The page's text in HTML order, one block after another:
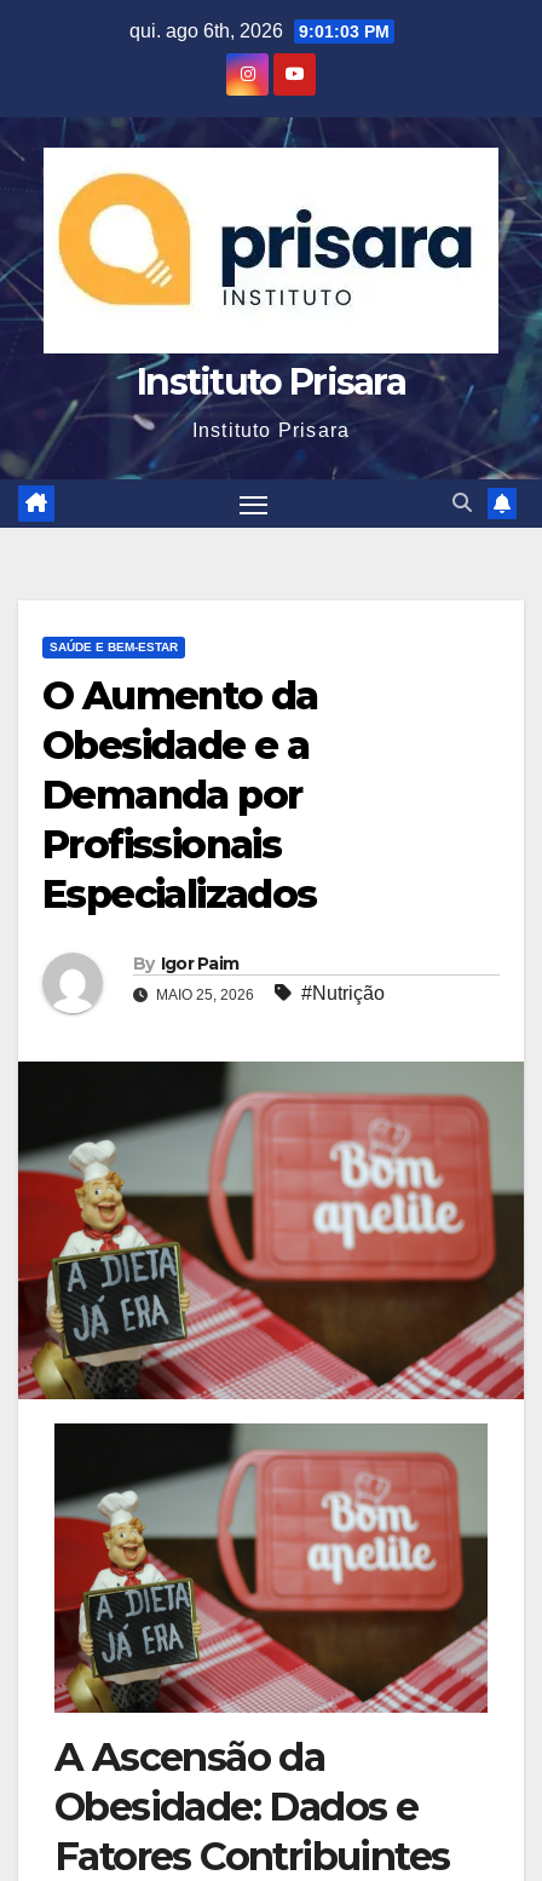
qui. ago 6th, 2026 9:01:04 PM
Instituto Prisara
Instituto Prisara
SAÚDE E BEM-ESTAR
O Aumento da
Obesidade e a
Demanda por
Profissionais
Especializados
By Igor Paim
MAIO 25, 2026 #Nutrição
A Ascensão da
Obesidade: Dados e
Fatores Contribuintes